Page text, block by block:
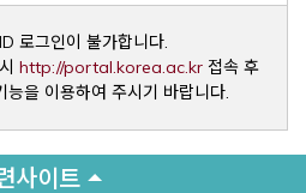
로그인이 불가합니다.
http://portal.korea.ac.krOpens a
접속 후
을 이용하여 주시기 바랍니다.
사이트